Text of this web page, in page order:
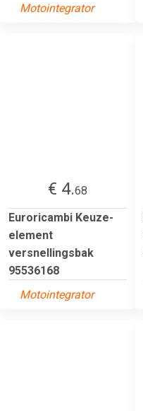
Motointegrator
€ 4.68
Euroricambi Keuze-
element
versnellingsbak
95536168
Motointegrator